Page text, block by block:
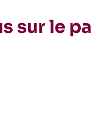
sur le